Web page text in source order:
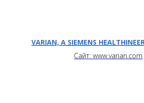
VARIAN, A SIEMENS
Сайт: www.varian.com